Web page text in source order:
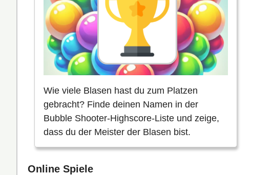
Wie viele Blasen hast du zum Platzen
gebracht? Finde deinen Namen in der
Bubble Shooter-Highscore-Liste und zeige,
dass du der Meister der Blasen bist.
Online Spiele